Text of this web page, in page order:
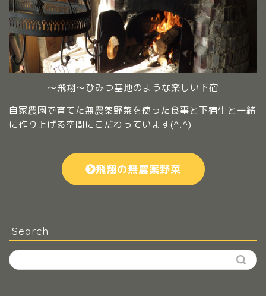
～飛翔～ひみつ基地のような楽しい下宿
自家農園で育てた無農薬野菜を使った食事と下宿生と一緒
に作り上げる空間にこだわっています(^.^)
飛翔の無農薬野菜
Search